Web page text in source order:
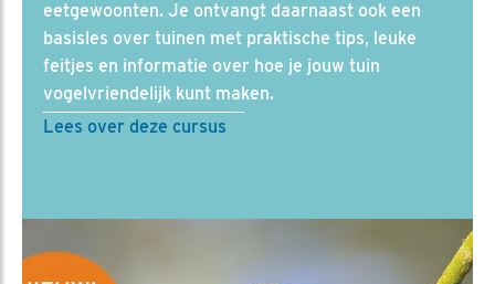
eetgewoonten. Je ontvangt daarnaast ook een
basisles over tuinen met praktische tips, leuke
feitjes en informatie over hoe je jouw tuin
vogelvriendelijk kunt maken.
Lees over deze cursus